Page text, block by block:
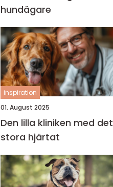
hundägare
inspiration
01. August 2025
Den lilla kliniken med det
stora hjärtat